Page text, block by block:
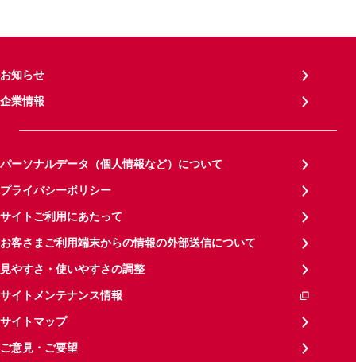
お知らせ
企業情報
パーソナルデータ（個人情報など）について
プライバシーポリシー
サイトご利用にあたって
お客さまご利用端末からの情報の外部送信について
見やすさ・使いやすさの調整
サイトメンテナンス情報
サイトマップ
ご意見・ご要望